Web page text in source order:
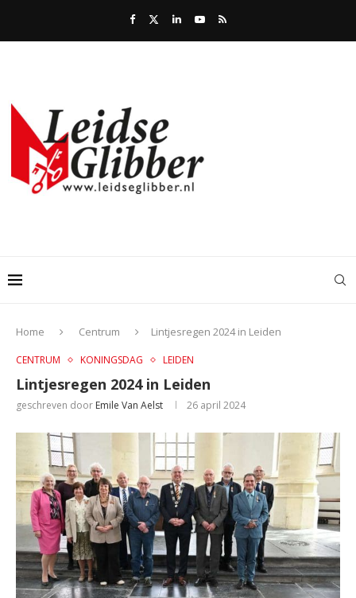
Home Centrum Lintjesregen 2024 in Leiden
CENTRUM KONINGSDAG LEIDEN
Lintjesregen 2024 in Leiden
geschreven door Emile Van Aelst 26 april 2024